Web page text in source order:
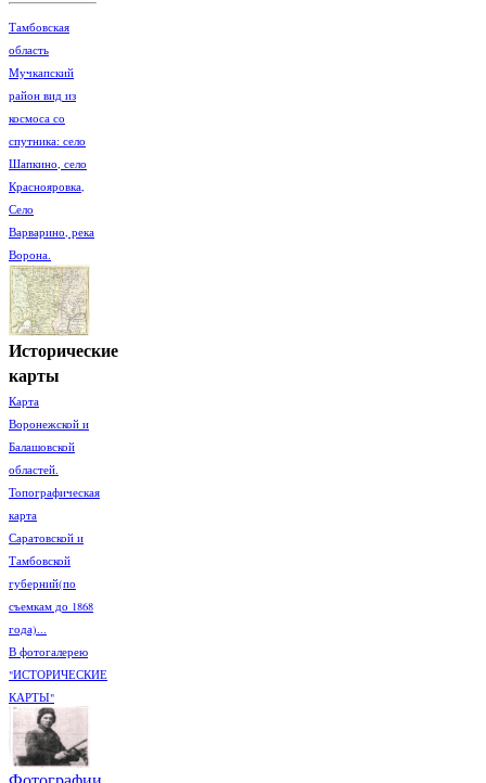
Тамбовская
область
Мучкапский
район вид из
космоса со
спутника: село
Шапкино, село
Краснояровка,
Село
Варварино, река
Ворона.
Исторические
карты
Карта
Воронежской и
Балашовской
областей.
Топографическая
карта
Саратовской и
Тамбовской
губерний(по
съемкам до 1868
года)...
В фотогалерею
"ИСТОРИЧЕСКИЕ
КАРТЫ"